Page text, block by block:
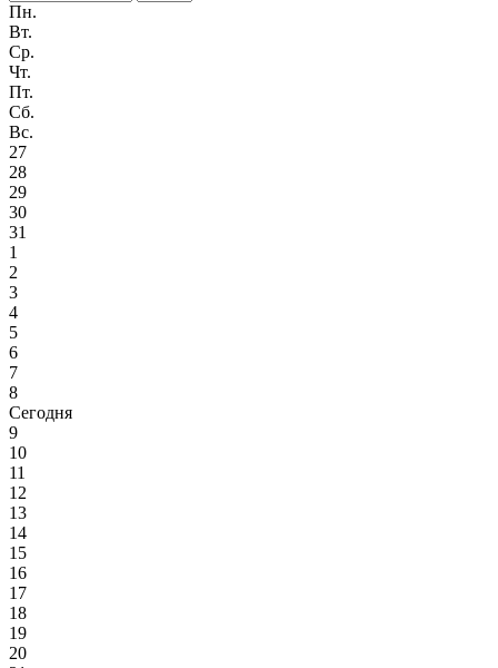
Пн.
Вт.
Ср.
Чт.
Пт.
Сб.
Вс.
27
28
29
30
31
1
2
3
4
5
6
7
8
Сегодня
9
10
11
12
13
14
15
16
17
18
19
20